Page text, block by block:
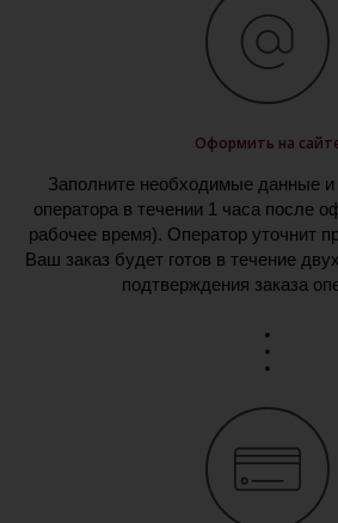
Оформить на
Заполните необходимые данные и
оператора в течении 1 часа после
рабочее время). Оператор уточнит
Ваш заказ будет готов в течение
подтверждения заказа